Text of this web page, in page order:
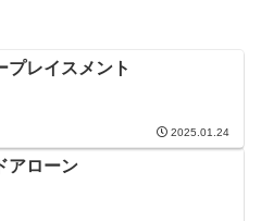
プレイスメント
2025.01.24
アローン